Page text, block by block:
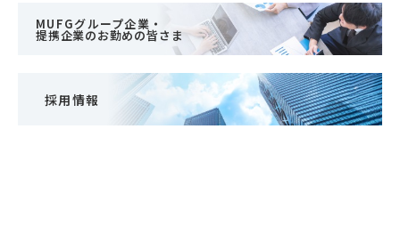
MUFGグループ企業・
提携企業のお勤めの皆さま
採用情報